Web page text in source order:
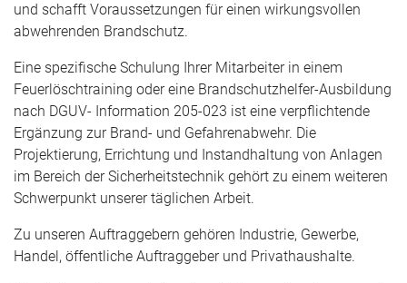
und schafft Voraussetzungen für einen wirkungsvollen
abwehrenden Brandschutz.
Eine spezifische Schulung Ihrer Mitarbeiter in einem
Feuerlöschtraining oder eine Brandschutzhelfer-Ausbildung
nach DGUV- Information 205-023 ist eine verpflichtende
Ergänzung zur Brand- und Gefahrenabwehr. Die
Projektierung, Errichtung und Instandhaltung von Anlagen
im Bereich der Sicherheitstechnik gehört zu einem weiteren
Schwerpunkt unserer täglichen Arbeit.
Zu unseren Auftraggebern gehören Industrie, Gewerbe,
Handel, öffentliche Auftraggeber und Privathaushalte.